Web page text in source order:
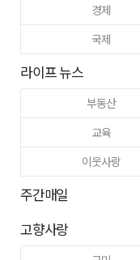
경제
국제
라이프 뉴스
부동산
교육
이웃사랑
주간매일
고향사랑